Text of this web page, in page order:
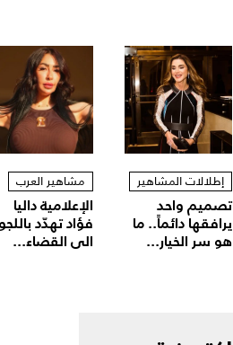
إطلالات المشاهير
تصميم واحد
يرافقها دائماً.. ما
هو سر الخيار...
مشاهير العرب
الإعلامية داليا
فؤاد تهدّد
الى القضاء...